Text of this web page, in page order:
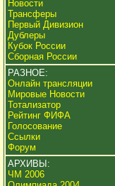
Новости
Трансферы
Первый Дивизион
Дублеры
Кубок России
Сборная России
РАЗНОЕ:
Онлайн трансляции
Мировые Новости
Тотализатор
Рейтинг ФИФА
Голосование
Ссылки
Форум
АРХИВЫ:
ЧМ 2006